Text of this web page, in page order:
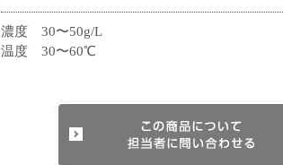
濃度 30〜50g/L
温度 30〜60℃